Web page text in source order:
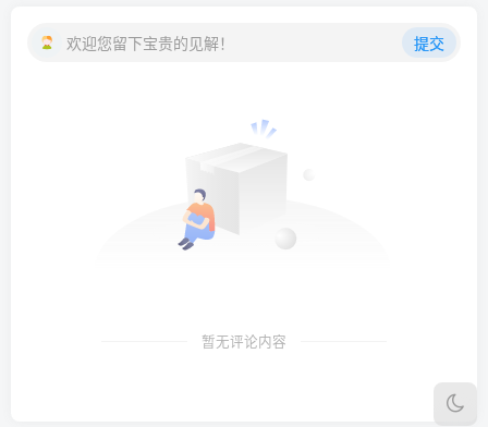
欢迎您留下宝贵的见解！ 提交
暂无评论内容